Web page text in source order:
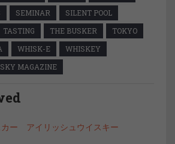
SEMINAR
SILENT POOL
TASTING THE BUSKER
TOKYO
WHISK-E
WHISKEY
MAGAZINE
ー アイリッシュウイスキー